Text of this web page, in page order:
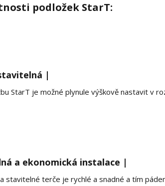
podložek StarT:
|
StarT je možné plynule výškově nastavit v
a ekonomická instalace |
stavitelné terče je rychlé a snadné a tím